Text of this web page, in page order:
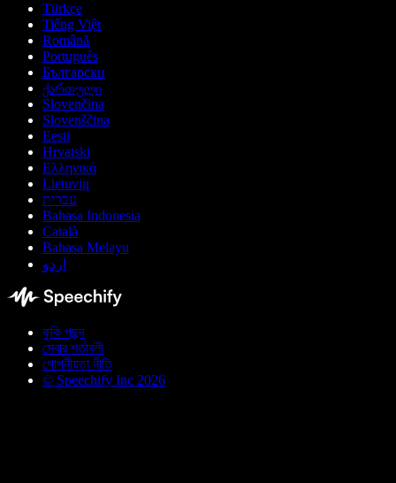
Türkçe
Tiếng Việt
Română
Português
Български
ქართული
Slovenčina
Slovenščina
Eesti
Hrvatski
Ελληνικά
Lietuvių
עברית
Bahasa Indonesia
Català
Bahasa Melayu
اردو
কুকি পছন্দ
সেবার শর্তাবলী
গোপনীয়তা নীতি
© Speechify Inc 2026